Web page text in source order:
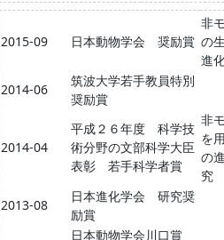
2015-09
日本動物学会 奨励賞
非
の
進
2014-06
筑波大学若手教員特別
奨励賞
2014-04
平成２６年度 科学技
術分野の文部科学大臣
表彰 若手科学者賞
非
を
の
究
2013-08
日本進化学会 研究奨
励賞
日本動物学会川口賞